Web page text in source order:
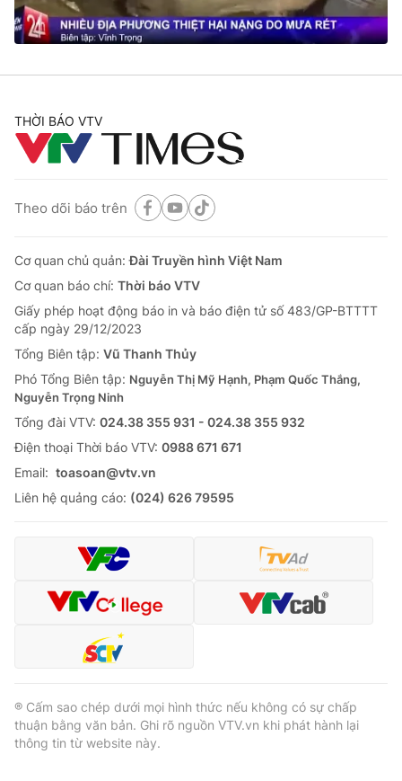
VTV4 Vươn mình bằng AI
Liên hệ tòa soạn English
Theo dõi báo trên
Cơ quan chủ quản: Đài Truyền hình Việt Nam
Cơ quan báo chí:Thời báo VTV
Giấy phép hoạt động báo in và báo điện tử số 483/GP-BTTTT
cấp ngày 29/12/2023
Tổng Biên tập:Vũ Thanh Thủy
Phó Tổng Biên tập: Nguyễn Thị Mỹ Hạnh, Phạm Quốc Thắng,
Ðiện thoại Thời báo VTV:
Email:toasoan@vtv.vn
Liên hệ quảng cáo:024-7300.7108
THỜI BÁO VTV
Theo dõi báo trên
Cơ quan chủ quản:Đài Truyền hình Việt Nam
Cơ quan báo chí: Thời báo VTV
Giấy phép hoạt động báo in và báo điện tử số 483/GP-BTTTT
cấp ngày 29/12/2023
Tổng Biên tập: Vũ Thanh Thủy
Phó Tổng Biên tập: Nguyễn Thị Mỹ Hạnh, Phạm Quốc Thắng,
Nguyễn Trọng Ninh
Tổng đài VTV: 024.38 355 931 - 024.38 355 932
Ðiện thoại Thời báo VTV: 0988 671 671
Email: toasoan@vtv.vn
Liên hệ quảng cáo: (024) 626 79595
® Cấm sao chép dưới mọi hình thức nếu không có sự chấp
thuận bằng văn bản. Ghi rõ nguồn VTV.vn khi phát hành lại
thông tin từ website này.